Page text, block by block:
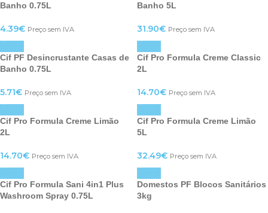
Banho 0.75L
4.39€ Preço sem IVA
Banho 5L
31.90€ Preço sem IVA
Cif PF Desincrustante Casas de
Banho 0.75L
5.71€ Preço sem IVA
Cif Pro Formula Creme Classic
2L
14.70€ Preço sem IVA
Cif Pro Formula Creme Limão
2L
14.70€ Preço sem IVA
Cif Pro Formula Creme Limão
5L
32.49€ Preço sem IVA
Cif Pro Formula Sani 4in1 Plus
Washroom Spray 0.75L
Domestos PF Blocos Sanitários
3kg